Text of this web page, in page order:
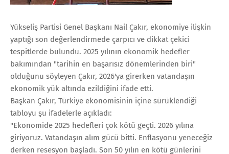
Yükseliş Partisi Genel Başkanı Nail Çakır, ekonomiye ilişkin
yaptığı son değerlendirmede çarpıcı ve dikkat çekici
tespitlerde bulundu. 2025 yılının ekonomik hedefler
bakımından "tarihin en başarısız dönemlerinden biri"
olduğunu söyleyen Çakır, 2026'ya girerken vatandaşın
ekonomik yük altında ezildiğini ifade etti.
Başkan Çakır, Türkiye ekonomisinin içine sürüklendiği
tabloyu şu ifadelerle açıkladı:
"Ekonomide 2025 hedefleri çok kötü geçti. 2026 yılına
giriyoruz. Vatandaşın alım gücü bitti. Enflasyonu yeneceğiz
derken resesyon başladı. Son 50 yılın en kötü günlerini